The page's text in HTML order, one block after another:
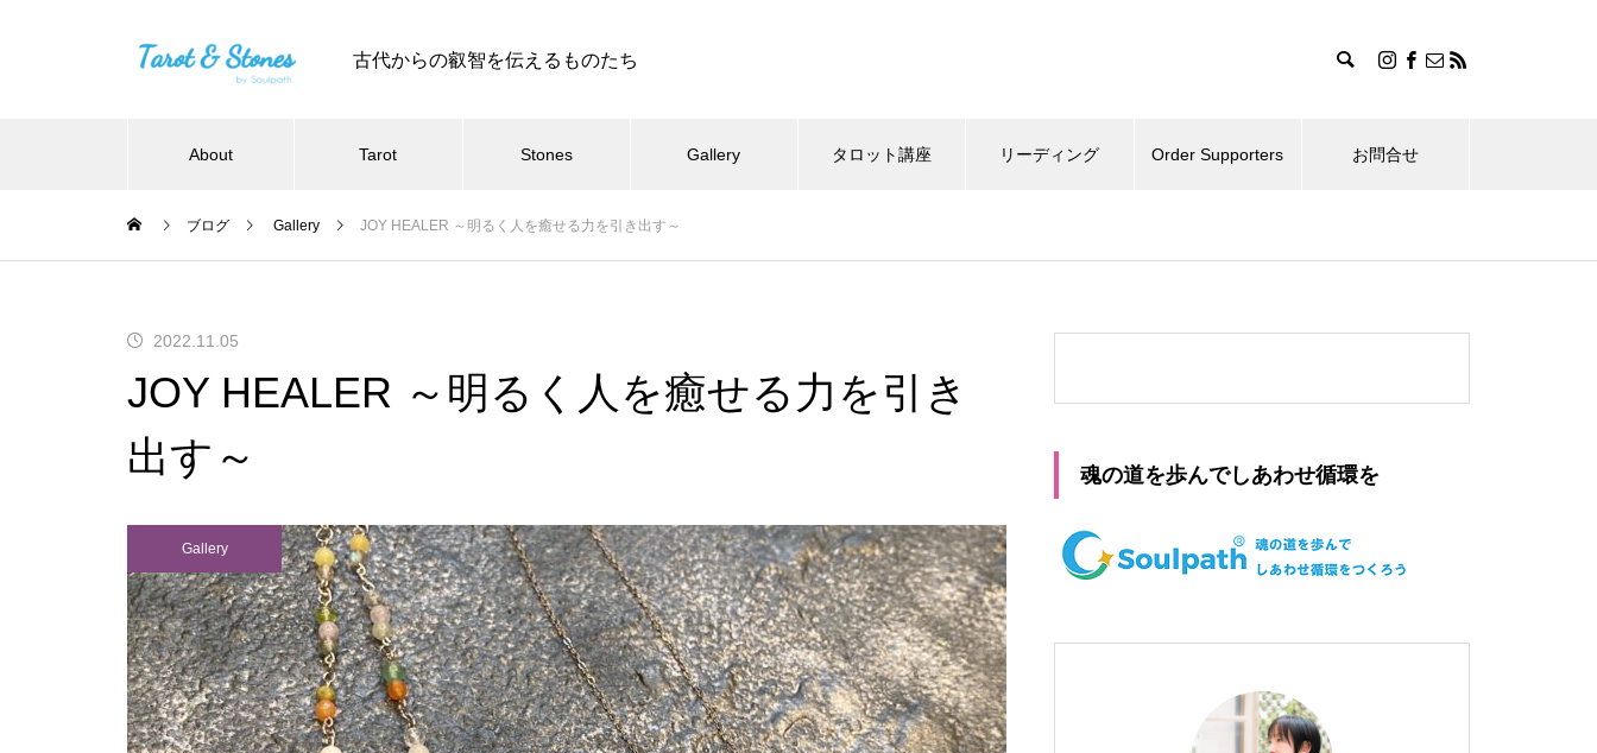
古代からの叡智を伝えるものたち
About Tarot Stones Gallery タロット講座 リーディング Order Supporters お問合せ
ブログ Gallery JOY HEALER ～明るく人を癒せる力を引き出す～
2022.11.05
JOY HEALER ～明るく人を癒せる力を引き
出す～
Gallery
魂の道を歩んでしあわせ循環を